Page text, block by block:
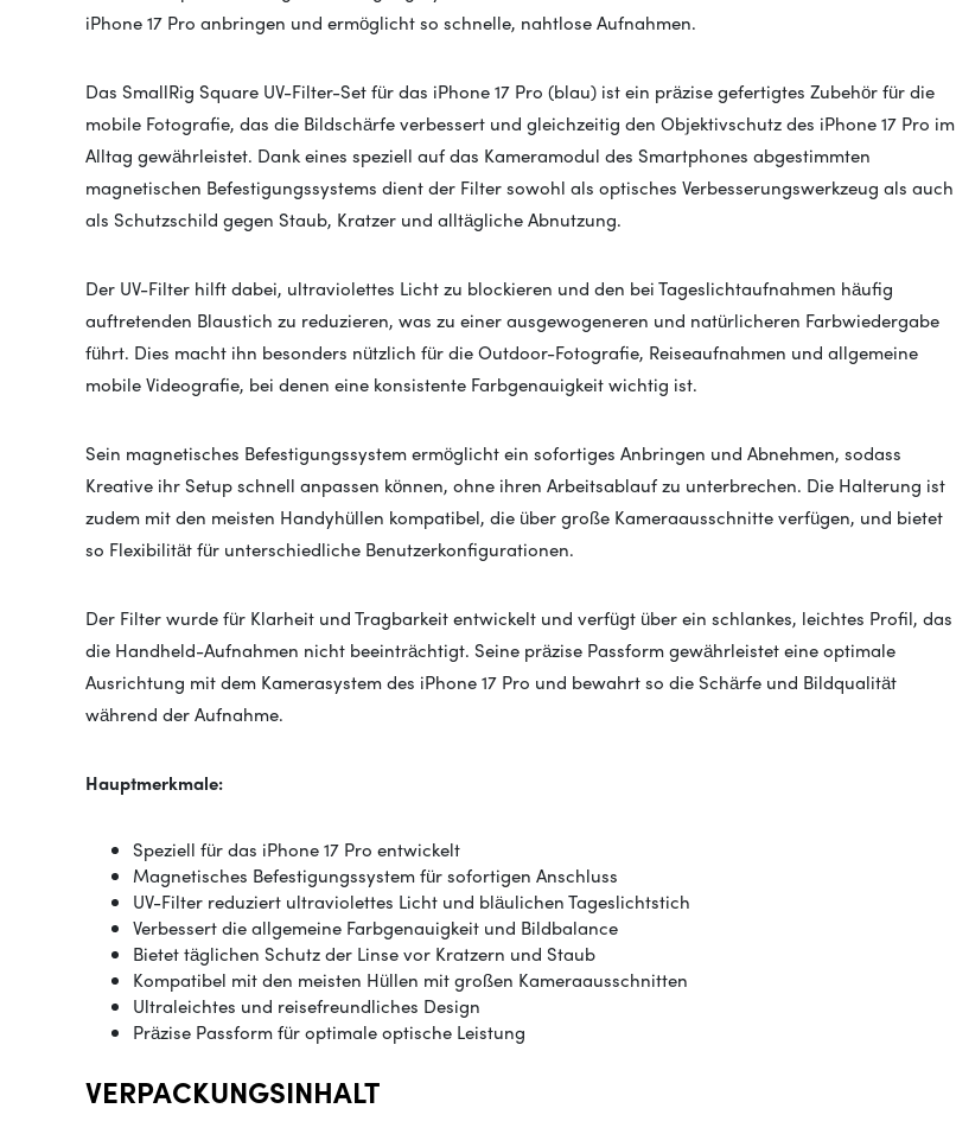
iPhone 17 Pro anbringen und ermöglicht so schnelle, nahtlose Aufnahmen.
Das SmallRig Square UV-Filter-Set für das iPhone 17 Pro (blau) ist ein präzise gefertigtes Zubehör für die
mobile Fotografie, das die Bildschärfe verbessert und gleichzeitig den Objektivschutz des iPhone 17 Pro im
Alltag gewährleistet. Dank eines speziell auf das Kameramodul des Smartphones abgestimmten
magnetischen Befestigungssystems dient der Filter sowohl als optisches Verbesserungswerkzeug als auch
als Schutzschild gegen Staub, Kratzer und alltägliche Abnutzung.
Der UV-Filter hilft dabei, ultraviolettes Licht zu blockieren und den bei Tageslichtaufnahmen häufig
auftretenden Blaustich zu reduzieren, was zu einer ausgewogeneren und natürlicheren Farbwiedergabe
führt. Dies macht ihn besonders nützlich für die Outdoor-Fotografie, Reiseaufnahmen und allgemeine
mobile Videografie, bei denen eine konsistente Farbgenauigkeit wichtig ist.
Sein magnetisches Befestigungssystem ermöglicht ein sofortiges Anbringen und Abnehmen, sodass
Kreative ihr Setup schnell anpassen können, ohne ihren Arbeitsablauf zu unterbrechen. Die Halterung ist
zudem mit den meisten Handyhüllen kompatibel, die über große Kameraausschnitte verfügen, und bietet
so Flexibilität für unterschiedliche Benutzerkonfigurationen.
Der Filter wurde für Klarheit und Tragbarkeit entwickelt und verfügt über ein schlankes, leichtes Profil, das
die Handheld-Aufnahmen nicht beeinträchtigt. Seine präzise Passform gewährleistet eine optimale
Ausrichtung mit dem Kamerasystem des iPhone 17 Pro und bewahrt so die Schärfe und Bildqualität
während der Aufnahme.
Hauptmerkmale:
Speziell für das iPhone 17 Pro entwickelt
Magnetisches Befestigungssystem für sofortigen Anschluss
UV-Filter reduziert ultraviolettes Licht und bläulichen Tageslichtstich
Verbessert die allgemeine Farbgenauigkeit und Bildbalance
Bietet täglichen Schutz der Linse vor Kratzern und Staub
Kompatibel mit den meisten Hüllen mit großen Kameraausschnitten
Ultraleichtes und reisefreundliches Design
Präzise Passform für optimale optische Leistung
VERPACKUNGSINHALT